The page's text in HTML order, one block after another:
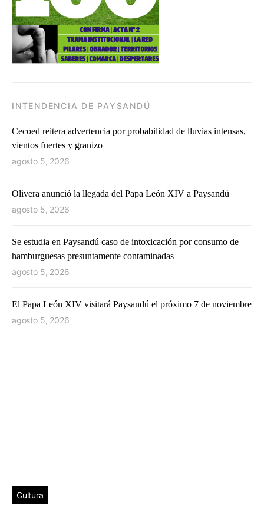
INTENDENCIA DE PAYSANDÚ
Cecoed reitera advertencia por probabilidad de lluvias intensas,
vientos fuertes y granizo
agosto 5, 2026
Olivera anunció la llegada del Papa León XIV a Paysandú
agosto 5, 2026
Se estudia en Paysandú caso de intoxicación por consumo de
hamburguesas presuntamente contaminadas
agosto 5, 2026
El Papa León XIV visitará Paysandú el próximo 7 de noviembre
agosto 5, 2026
Cultura